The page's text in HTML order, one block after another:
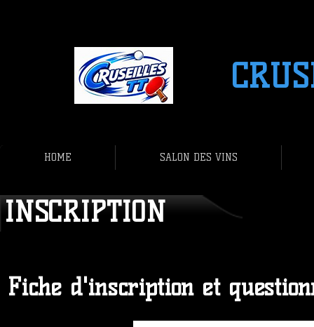
HOME SALON DES VINS
INSCRIPTION
Fiche d'inscription et